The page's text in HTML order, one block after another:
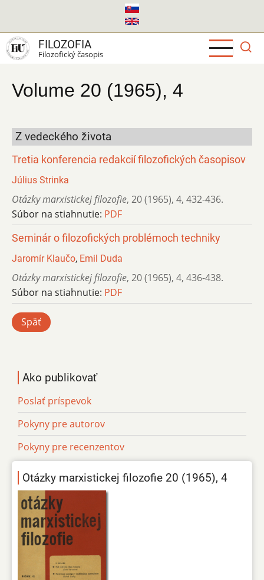
hlavný
obsah
FILOZOFIA
Filozofický časopis
Volume 20 (1965), 4
Z vedeckého života
Tretia konferencia redakcií filozofických časopisov
Július Strinka
Otázky marxistickej filozofie, 20 (1965), 4, 432-436.
Súbor na stiahnutie: PDF
Seminár o filozofických problémoch techniky
Jaromír Klaučo, Emil Duda
Otázky marxistickej filozofie, 20 (1965), 4, 436-438.
Súbor na stiahnutie: PDF
Späť
Ako publikovať
Poslať príspevok
Pokyny pre autorov
Pokyny pre recenzentov
Otázky marxistickej filozofie 20 (1965), 4